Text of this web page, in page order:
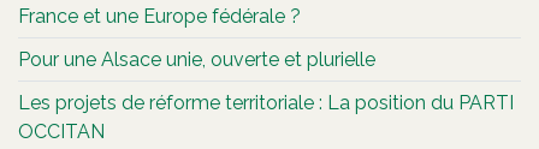
France et une Europe fédérale ?
Pour une Alsace unie, ouverte et plurielle
Les projets de réforme territoriale : La position du PARTI
OCCITAN